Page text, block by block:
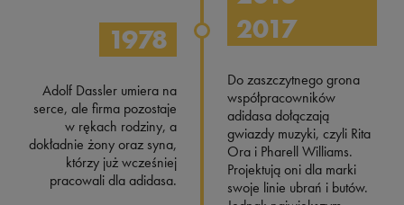
1978
Adolf Dassler umiera na
serce, ale firma pozostaje
w rękach rodziny, a
dokładnie żony oraz syna,
którzy już wcześniej
pracowali dla adidasa.
2017
Do zaszczytnego grona
współpracowników
adidasa dołączają
gwiazdy muzyki, czyli Rita
Ora i Pharell Williams.
Projektują oni dla marki
swoje linie ubrań i butów.